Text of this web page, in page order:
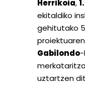
Herrikoia,
ekitaldiko
gehitutako
Gabilondo-
uztartzen